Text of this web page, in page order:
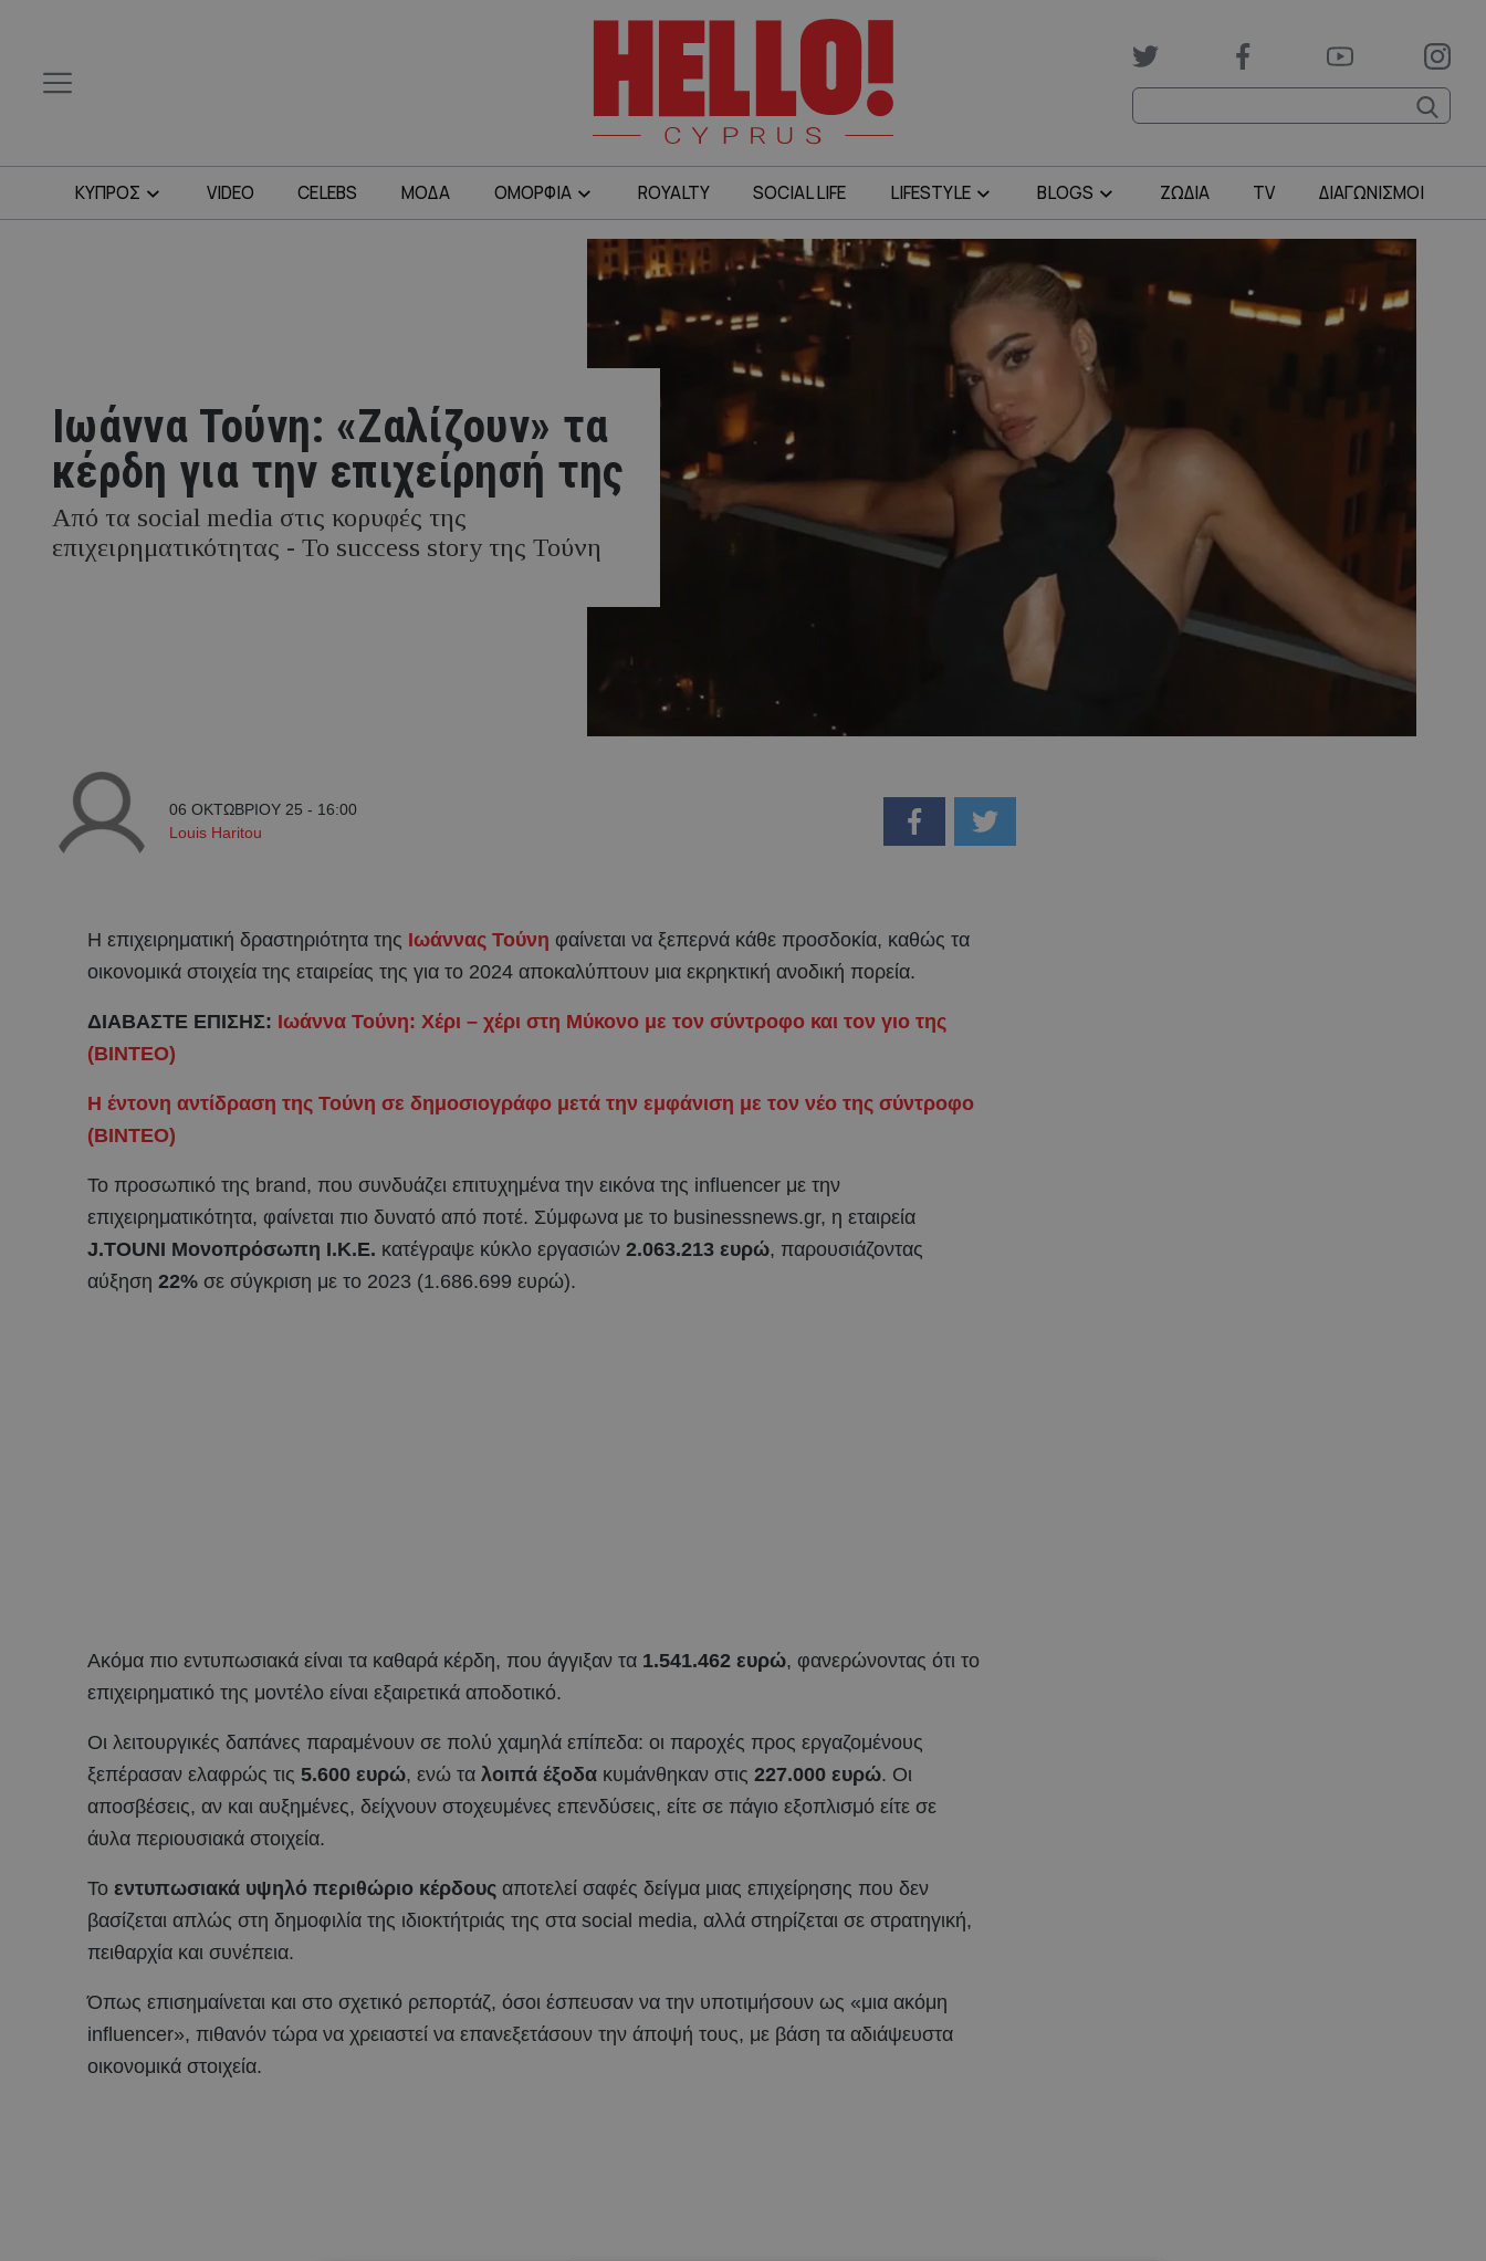
ΚΥΠΡΟΣ VIDEO CELEBS ΜΟΔΑ ΟΜΟΡΦΙΑ ROYALTY SOCIAL LIFE LIFESTYLE BLOGS ΖΩΔΙΑ TV ΔΙΑΓΩΝΙΣΜΟΙ
Ιωάννα Τούνη: «Ζαλίζουν» τα
κέρδη για την επιχείρησή της
Από τα social media στις κορυφές της
επιχειρηματικότητας - Το success story της Τούνη
06 ΟΚΤΩΒΡΙΟΥ 25 - 16:00
Louis Haritou
Η επιχειρηματική δραστηριότητα της Ιωάννας Τούνη φαίνεται να ξεπερνά κάθε προσδοκία, καθώς τα
οικονομικά στοιχεία της εταιρείας της για το 2024 αποκαλύπτουν μια εκρηκτική ανοδική πορεία.
ΔΙΑΒΑΣΤΕ ΕΠΙΣΗΣ: Ιωάννα Τούνη: Χέρι – χέρι στη Μύκονο με τον σύντροφο και τον γιο της
(ΒΙΝΤΕΟ)
Η έντονη αντίδραση της Τούνη σε δημοσιογράφο μετά την εμφάνιση με τον νέο της σύντροφο
(ΒΙΝΤΕΟ)
Το προσωπικό της brand, που συνδυάζει επιτυχημένα την εικόνα της influencer με την
επιχειρηματικότητα, φαίνεται πιο δυνατό από ποτέ. Σύμφωνα με το businessnews.gr, η εταιρεία
J.TOUNI Μονοπρόσωπη Ι.Κ.Ε. κατέγραψε κύκλο εργασιών 2.063.213 ευρώ, παρουσιάζοντας
αύξηση 22% σε σύγκριση με το 2023 (1.686.699 ευρώ).
Ακόμα πιο εντυπωσιακά είναι τα καθαρά κέρδη, που άγγιξαν τα 1.541.462 ευρώ, φανερώνοντας ότι το
επιχειρηματικό της μοντέλο είναι εξαιρετικά αποδοτικό.
Οι λειτουργικές δαπάνες παραμένουν σε πολύ χαμηλά επίπεδα: οι παροχές προς εργαζομένους
ξεπέρασαν ελαφρώς τις 5.600 ευρώ, ενώ τα λοιπά έξοδα κυμάνθηκαν στις 227.000 ευρώ. Οι
αποσβέσεις, αν και αυξημένες, δείχνουν στοχευμένες επενδύσεις, είτε σε πάγιο εξοπλισμό είτε σε
άυλα περιουσιακά στοιχεία.
Το εντυπωσιακά υψηλό περιθώριο κέρδους αποτελεί σαφές δείγμα μιας επιχείρησης που δεν
βασίζεται απλώς στη δημοφιλία της ιδιοκτήτριάς της στα social media, αλλά στηρίζεται σε στρατηγική,
πειθαρχία και συνέπεια.
Όπως επισημαίνεται και στο σχετικό ρεπορτάζ, όσοι έσπευσαν να την υποτιμήσουν ως «μια ακόμη
influencer», πιθανόν τώρα να χρειαστεί να επανεξετάσουν την άποψή τους, με βάση τα αδιάψευστα
οικονομικά στοιχεία.